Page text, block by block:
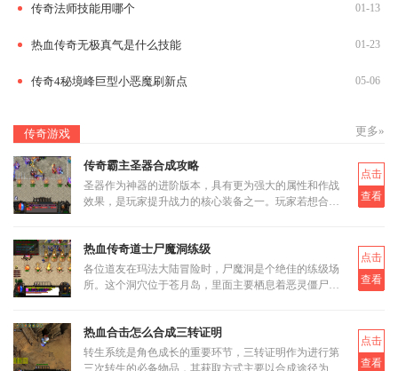
传奇法师技能用哪个 01-13
热血传奇无极真气是什么技能 01-23
传奇4秘境峰巨型小恶魔刷新点 05-06
传奇游戏 更多»
传奇霸主圣器合成攻略
圣器作为神器的进阶版本，具有更为强大的属性和作战
效果，是玩家提升战力的核心装备之一。玩家若想合成
点击
查看
热血传奇道士尸魔洞练级
各位道友在玛法大陆冒险时，尸魔洞是个绝佳的练级场
所。这个洞穴位于苍月岛，里面主要栖息着恶灵僵尸和
点击
查看
热血合击怎么合成三转证明
转生系统是角色成长的重要环节，三转证明作为进行第
三次转生的必备物品，其获取方式主要以合成途径为
点击
查看